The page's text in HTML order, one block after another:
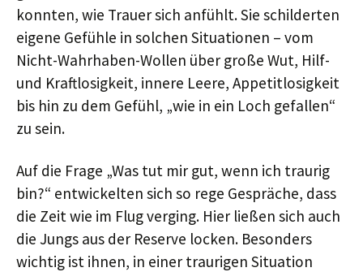
konnten, wie Trauer sich anfühlt. Sie schilderten
eigene Gefühle in solchen Situationen – vom
Nicht-Wahrhaben-Wollen über große Wut, Hilf-
und Kraftlosigkeit, innere Leere, Appetitlosigkeit
bis hin zu dem Gefühl, „wie in ein Loch gefallen“
zu sein.
Auf die Frage „Was tut mir gut, wenn ich traurig
bin?“ entwickelten sich so rege Gespräche, dass
die Zeit wie im Flug verging. Hier ließen sich auch
die Jungs aus der Reserve locken. Besonders
wichtig ist ihnen, in einer traurigen Situation